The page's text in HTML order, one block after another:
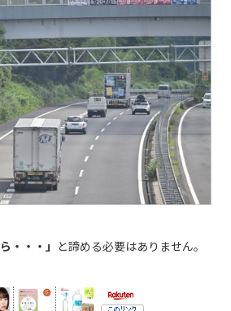
・・・」 と諦める必要はありません。